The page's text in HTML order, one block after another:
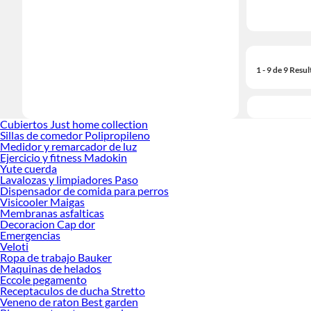
1 - 9 de 9
Cubiertos Just home collection
Sillas de comedor Polipropileno
Medidor y remarcador de luz
Ejercicio y fitness Madokin
Yute cuerda
Lavalozas y limpiadores Paso
Dispensador de comida para perros
Visicooler Maigas
Membranas asfalticas
Decoracion Cap dor
Emergencias
Veloti
Ropa de trabajo Bauker
Maquinas de helados
Eccole pegamento
Receptaculos de ducha Stretto
Veneno de raton Best garden